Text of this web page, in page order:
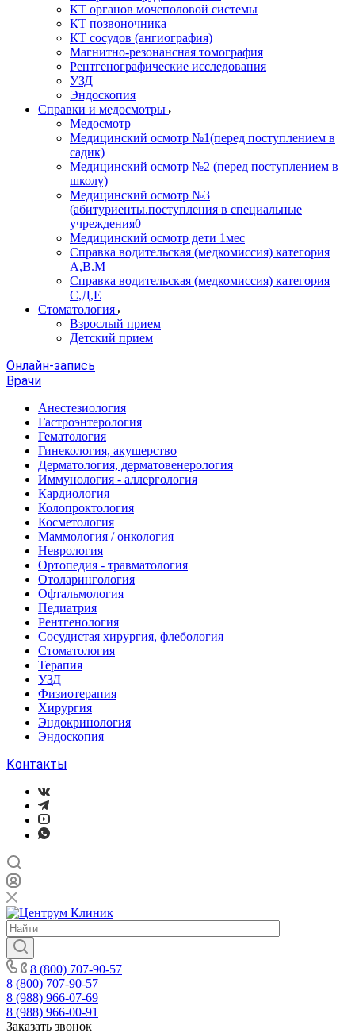
КТ органов мочеполовой системы
КТ позвоночника
КТ сосудов (ангиография)
Магнитно-резонансная томография
Рентгенографические исследования
УЗД
Эндоскопия
Справки и медосмотры
Медосмотр
Медицинский осмотр №1(перед поступлением в
садик)
Медицинский осмотр №2 (перед поступлением в
школу)
Медицинский осмотр №3
(абитуриенты.поступления в специальные
учреждения0
Медицинский осмотр дети 1мес
Справка водительская (медкомиссия) категория
А,В.М
Справка водительская (медкомиссия) категория
С,Д,Е
Стоматология
Взрослый прием
Детский прием
Онлайн-запись
Врачи
Анестезиология
Гастроэнтерология
Гематология
Гинекология, акушерство
Дерматология, дерматовенерология
Иммунология - аллергология
Кардиология
Колопроктология
Косметология
Маммология / онкология
Неврология
Ортопедия - травматология
Отоларингология
Офтальмология
Педиатрия
Рентгенология
Сосудистая хирургия, флебология
Стоматология
Терапия
УЗД
Физиотерапия
Хирургия
Эндокринология
Эндоскопия
Контакты
8 (800) 707-90-57
8 (800) 707-90-57
8 (988) 966-07-69
8 (988) 966-00-91
Заказать звонок